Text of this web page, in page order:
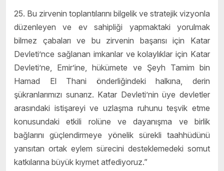
25. Bu zirvenin toplantılarını bilgelik ve stratejik vizyonla
düzenleyen ve ev sahipliği yapmaktaki yorulmak
bilmez çabaları ve bu zirvenin başarısı için Katar
Devleti’nce sağlanan imkanlar ve kolaylıklar için Katar
Devleti’ne, Emir’ine, hükümete ve Şeyh Tamim bin
Hamad El Thani önderliğindeki halkına, derin
şükranlarımızı sunarız. Katar Devleti’nin üye devletler
arasındaki istişareyi ve uzlaşma ruhunu teşvik etme
konusundaki etkili rolüne ve dayanışma ve birlik
bağlarını güçlendirmeye yönelik sürekli taahhüdünü
yansıtan ortak eylem sürecini desteklemedeki somut
katkılarına büyük kıymet atfediyoruz.”